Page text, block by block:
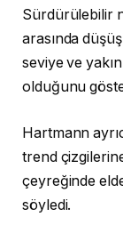
Sürdürülebilir
arasında
seviye ve
olduğunu
Hartmann
trend
çeyreğinde
söyledi.